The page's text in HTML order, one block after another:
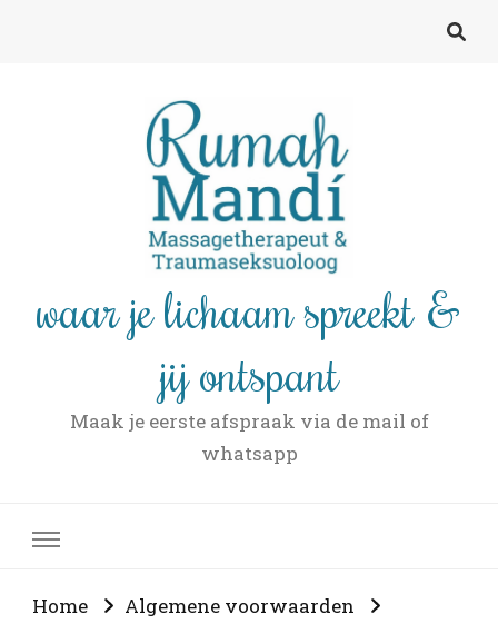
waar je lichaam spreekt &
jij ontspant
Maak je eerste afspraak via de mail of
whatsapp
Home
Algemene voorwaarden